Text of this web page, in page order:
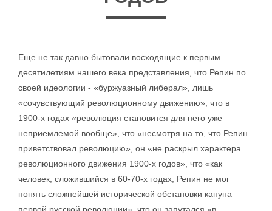
Еще не так давно бытовали восходящие к первым
десятилетиям нашего века представления, что Репин по
своей идеологии - «буржуазный либерал», лишь
«сочувствующий революционному движению», что в
1900-х годах «революция становится для него уже
неприемлемой вообще», что «несмотря на то, что Репин
приветствовал революцию», он «не раскрыл характера
революционного движения 1900-х годов», что «как
человек, сложившийся в 60-70-х годах, Репин не мог
понять сложнейшей исторической обстановки кануна